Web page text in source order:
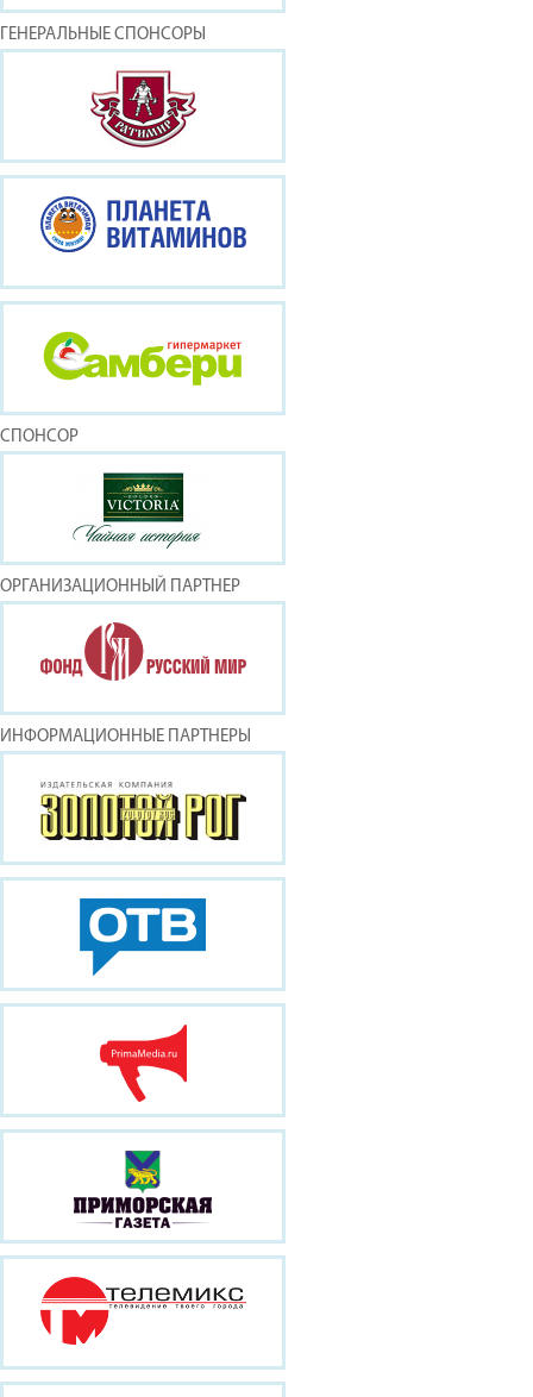
ГЕНЕРАЛЬНЫЕ СПОНСОРЫ
СПОНСОР
ОРГАНИЗАЦИОННЫЙ ПАРТНЕР
ИНФОРМАЦИОННЫЕ ПАРТНЕРЫ